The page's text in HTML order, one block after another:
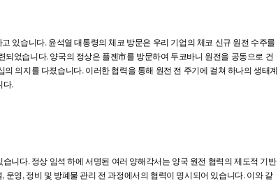
있습니다. 윤석열 대통령의 체코 방문은 우리 기업의 체코 신규 원전 수주를
었습니다. 양국의 정상은 플젠市를 방문하여 두코바니 원전을 공동으로 건
의지를 다졌습니다. 이러한 협력을 통해 원전 전 주기에 걸쳐 하나의 생태계
다.
니다. 정상 임석 하에 서명된 여러 양해각서는 양국 원전 협력의 제도적 기반
영, 정비 및 방폐물 관리 전 과정에서의 협력이 명시되어 있습니다. 이와 같